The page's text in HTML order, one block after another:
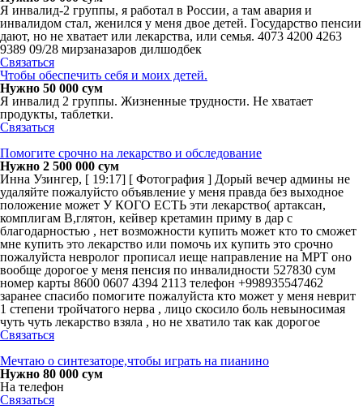
Я инвалид-2 группы, я работал в России, а там авария и
инвалидом стал, женился у меня двое детей. Государство пенсии
дают, но не хватает или лекарства, или семья. 4073 4200 4263
9389 09/28 мирзаназаров дилшодбек
Связаться
Чтобы обеспечить себя и моих детей.
Нужно 50 000 сум
Я инвалид 2 группы. Жизненные трудности. Не хватает
продукты, таблетки.
Связаться
Помогите срочно на лекарство и обследование
Нужно 2 500 000 сум
Инна Узингер, [ 19:17] [ Фотография ] Дорый вечер админы не
удаляйте пожалуйсто объявление у меня правда без выходное
положение может У КОГО ЕСТЬ эти лекарство( артаксан,
комплигам В,глятон, кейвер кретамин приму в дар с
благодарностью , нет возможности купить может кто то сможет
мне купить это лекарство или помочь их купить это срочно
пожалуйста невролог прописал иеще направление на МРТ оно
вообще дорогое у меня пенсия по инвалидности 527830 сум
номер карты 8600 0607 4394 2113 телефон +998935547462
заранее спасибо помогите пожалуйста кто может у меня неврит
1 степени тройчатого нерва , лицо скосило боль невыносимая
чуть чуть лекарство взяла , но не хватило так как дорогое
Связаться
Мечтаю о синтезаторе,чтобы играть на пианино
Нужно 80 000 сум
На телефон
Связаться